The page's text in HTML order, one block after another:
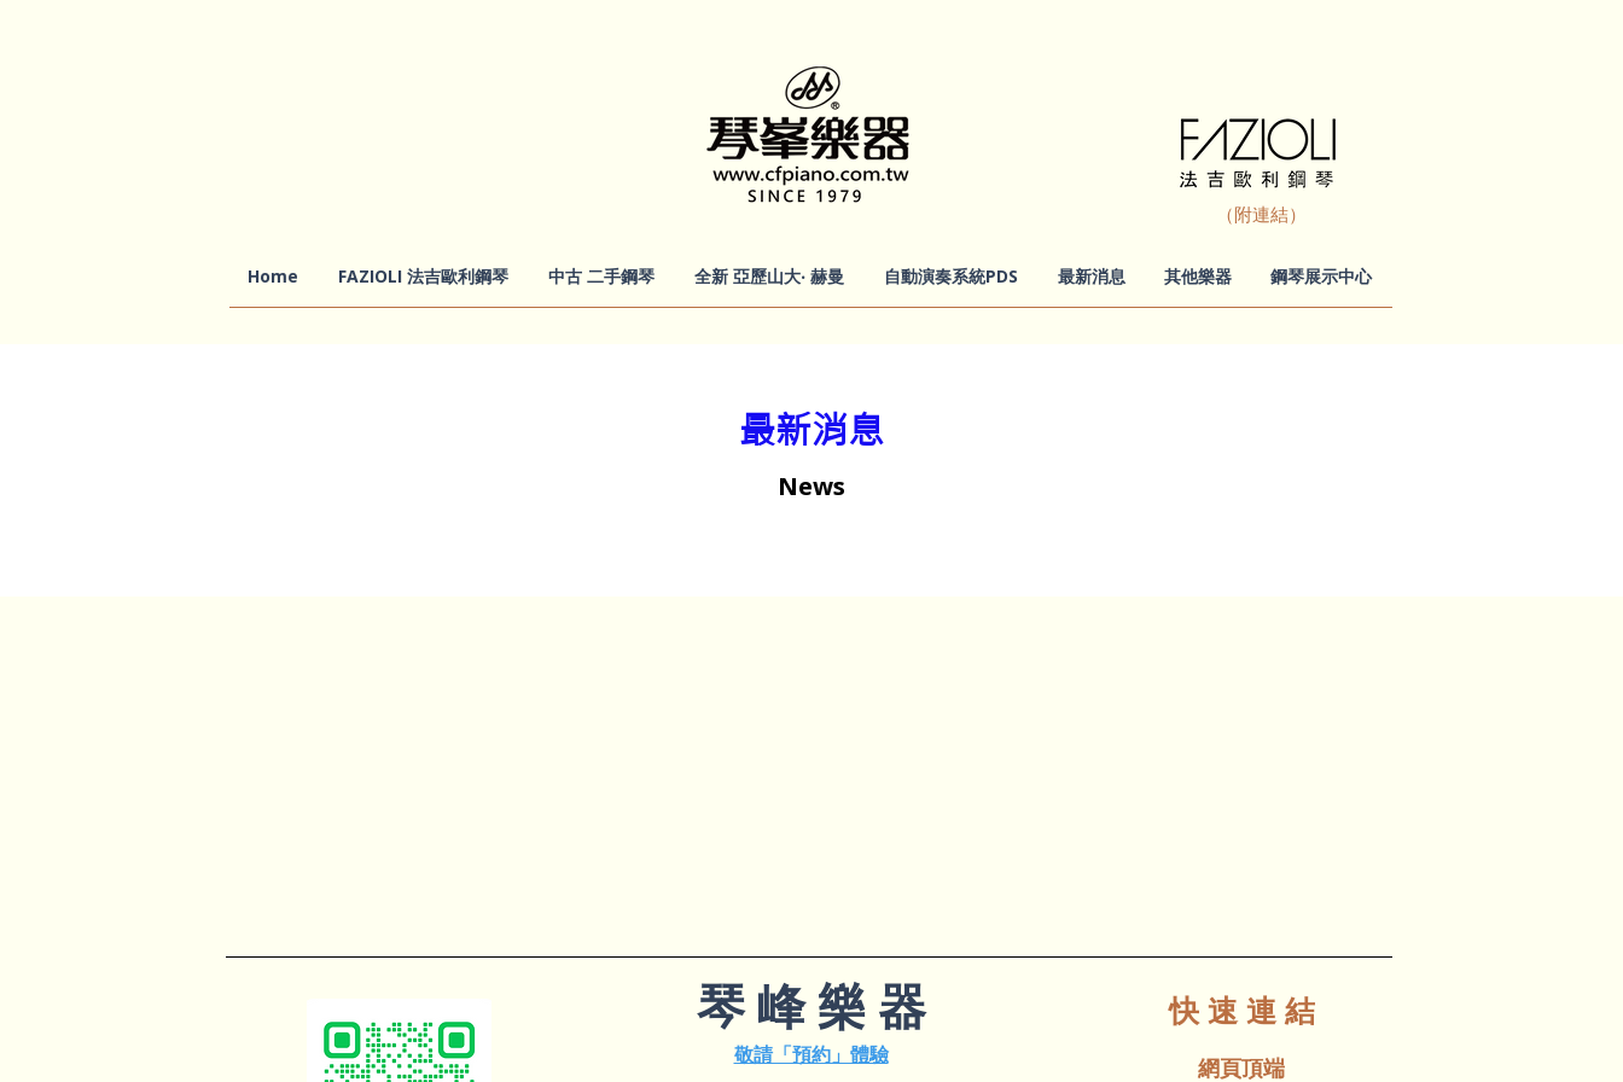
（附連結）
Home FAZIOLI 法吉歐利鋼琴 中古 二手鋼琴 全新 亞歷山大‧ 赫曼 自動演奏系統PDS 最新消息 其他樂器 鋼琴展示中心
最新消息
News
​琴 峰 樂 器
敬請「預約」體驗
快 速 連 結
網頁頂端